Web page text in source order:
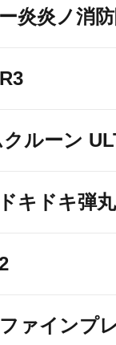
炎炎ノ消
ルーン
キドキ弾
ァインプ